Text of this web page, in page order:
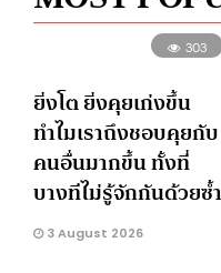
303
ยิ่งโต ยิ่งคุยเก่งขึ้น
ทำไมเราถึงชอบคุยกับ
คนอื่นมากขึ้น ทั้งที่
บางทีไม่รู้จักกันด้วยซ้ำ
3 August 2026